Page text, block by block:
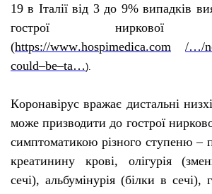
19 в Італії від 3 до 9% випадків
гострої ниркової
(https://www.hospimedica.com /…/
could–be–ta…).
Коронавірус вражає дистальні
може призводити до гострої
симптоматикою різного ступеню –
креатинину крові, олігурія
сечі), альбумінурія (білки в сечі),